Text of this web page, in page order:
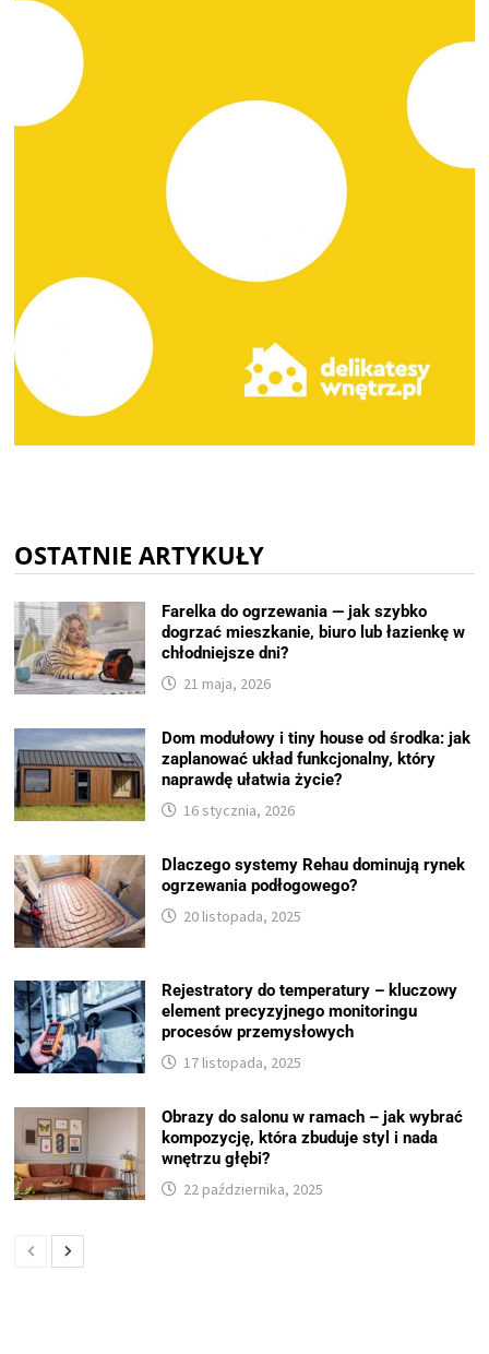
OSTATNIE ARTYKUŁY
Farelka do ogrzewania — jak szybko
dogrzać mieszkanie, biuro lub łazienkę w
chłodniejsze dni?
21 maja, 2026
Dom modułowy i tiny house od środka: jak
zaplanować układ funkcjonalny, który
naprawdę ułatwia życie?
16 stycznia, 2026
Dlaczego systemy Rehau dominują rynek
ogrzewania podłogowego?
20 listopada, 2025
Rejestratory do temperatury – kluczowy
element precyzyjnego monitoringu
procesów przemysłowych
17 listopada, 2025
Obrazy do salonu w ramach – jak wybrać
kompozycję, która zbuduje styl i nada
wnętrzu głębi?
22 października, 2025